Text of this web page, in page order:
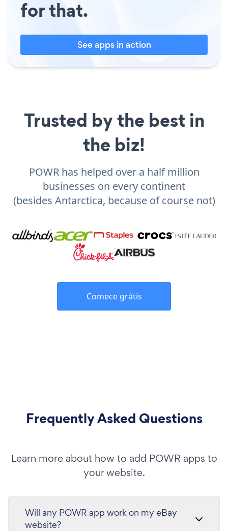
for that.
See apps in action
Trusted by the best in
the biz!
POWR has helped over a half million
businesses on every continent
(besides Antarctica, because of course not)
Comece grátis
Frequently Asked Questions
Learn more about how to add POWR apps to
your website.
Will any POWR app work on my eBay
website?